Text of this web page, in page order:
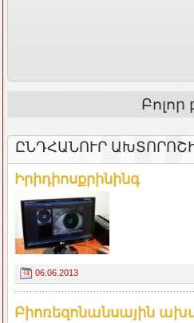
ԸՆԴՀԱՆՈՒՐ
Իրիդիոսքրինինգ
06.06.2013
Բիոռեզոնանսային